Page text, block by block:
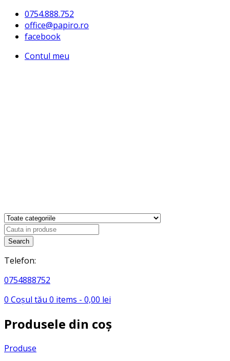
0754.888.752
office@papiro.ro
facebook
Contul meu
Products
search
Search
Telefon:
0754888752
0 Coșul tău 0 items - 0,00 lei
Produsele din coș
Produse